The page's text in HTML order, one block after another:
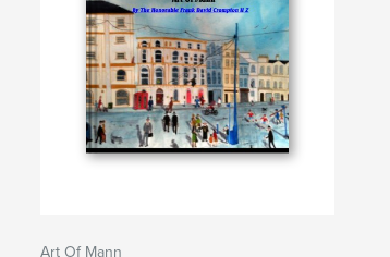
Art Of Mann